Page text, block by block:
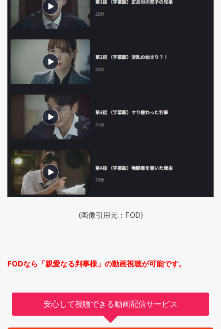
(画像引用元：FOD)
FODなら「親愛なる判事様」の動画視聴が可能です。
安心して視聴できる動画配信サービス